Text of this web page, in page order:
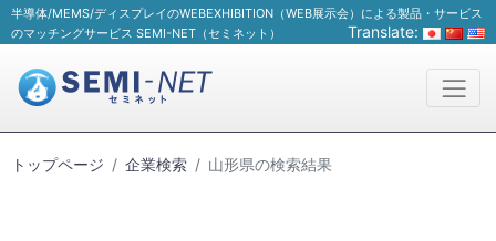
半導体/MEMS/ディスプレイのWEBEXHIBITION（WEB展示会）による製品・サービス
のマッチングサービス SEMI-NET（セミネット）
Translate:
トップページ 企業検索 山形県の検索結果